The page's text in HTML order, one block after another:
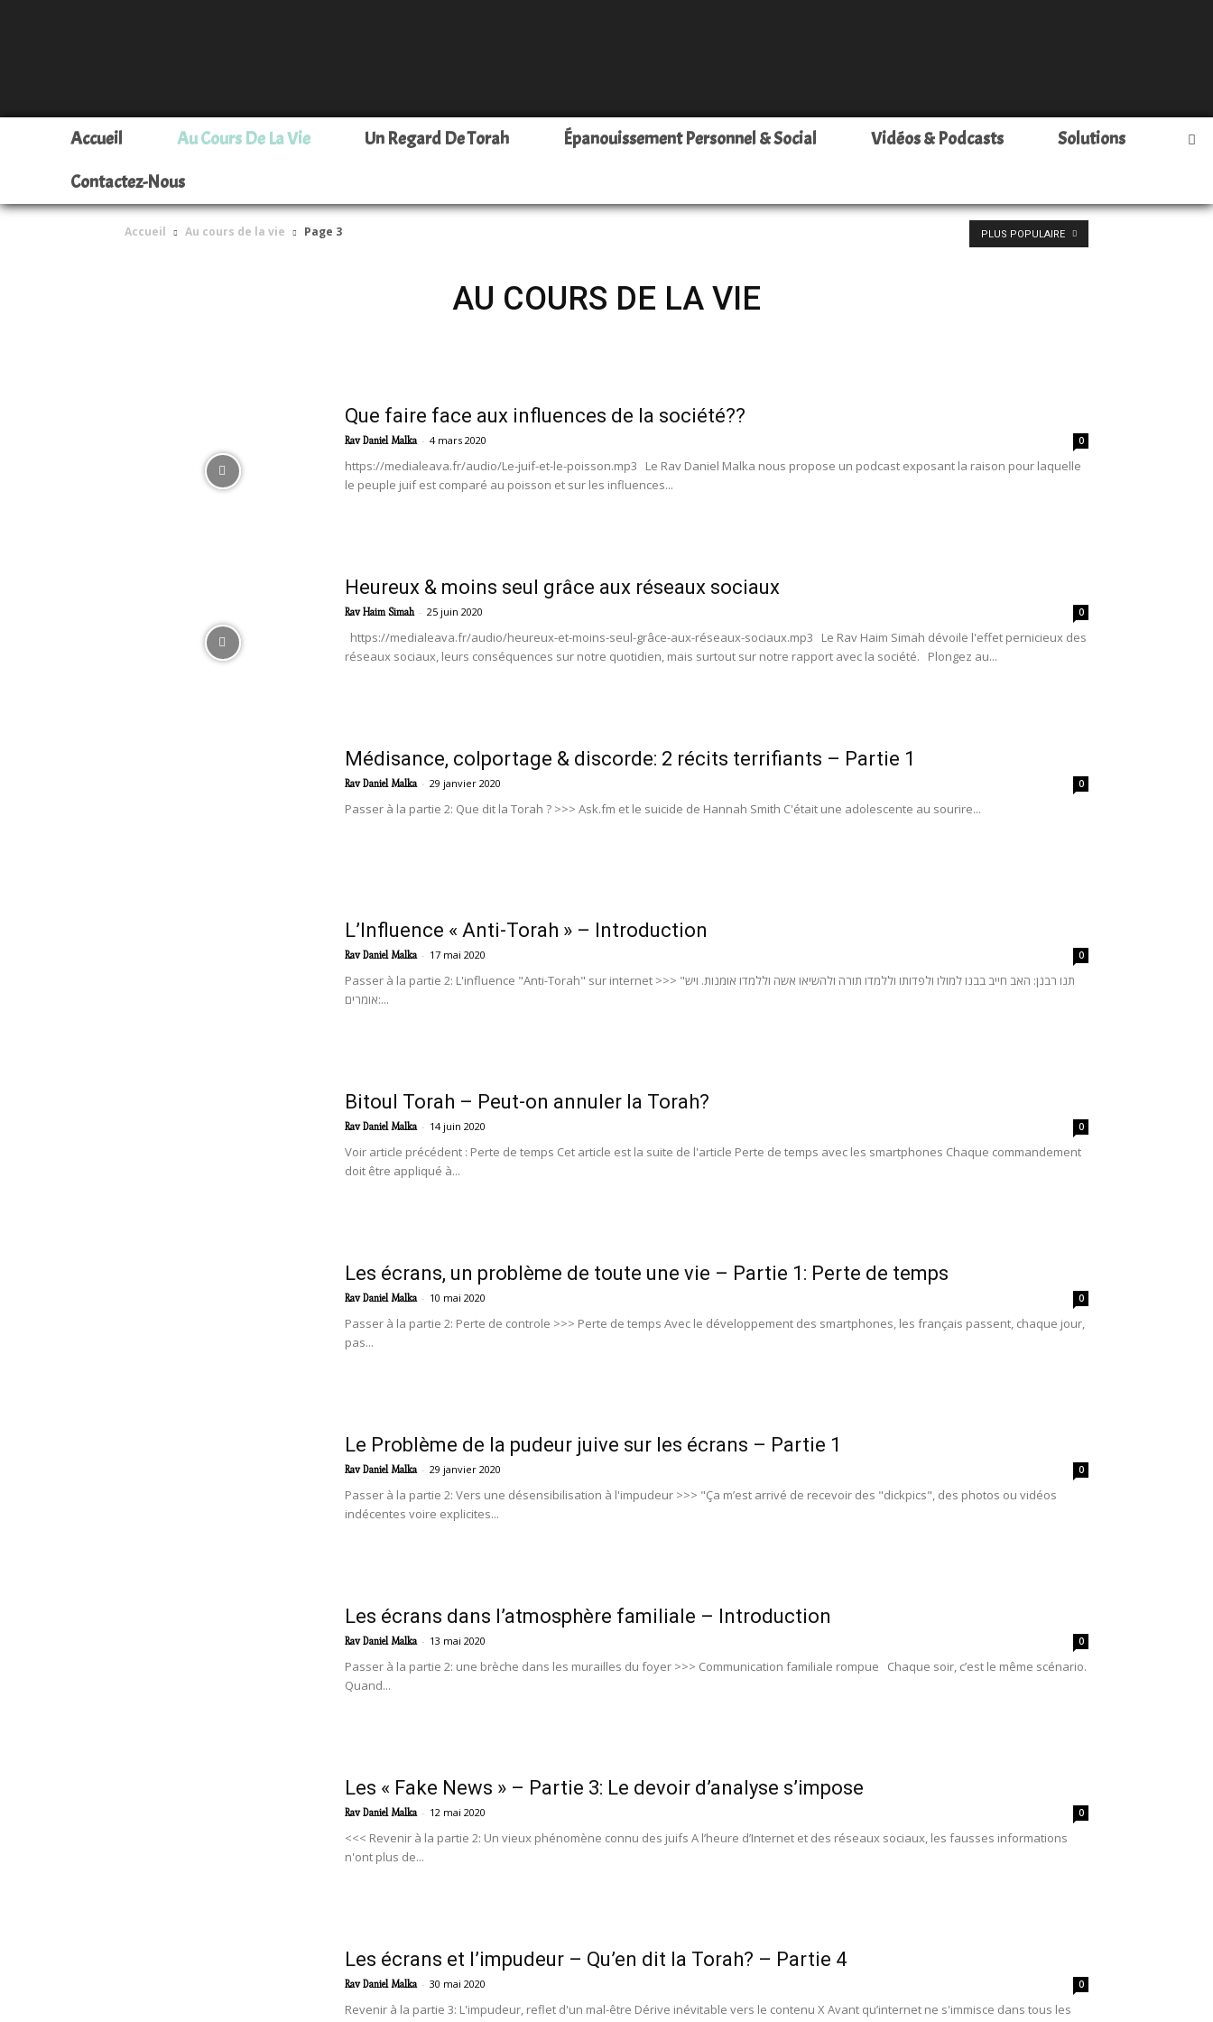
Leava
vos
yeux
Accueil Au Cours De La Vie Un Regard De Torah Épanouissement Personnel & Social Vidéos & Podcasts
Solutions
Contactez-Nous
Accueil Au cours de la vie Page 3
AU COURS DE LA VIE
PLUS POPULAIRE
Que faire face aux influences de la société??
Rav Daniel Malka - 4 mars 2020 0
https://medialeava.fr/audio/Le-juif-et-le-poisson.mp3 Le Rav Daniel Malka nous propose un podcast exposant la raison pour laquelle
le peuple juif est comparé au poisson et sur les influences...
Heureux & moins seul grâce aux réseaux sociaux
Rav Haim Simah - 25 juin 2020 0
https://medialeava.fr/audio/heureux-et-moins-seul-grâce-aux-réseaux-sociaux.mp3 Le Rav Haim Simah dévoile l'effet pernicieux des
réseaux sociaux, leurs conséquences sur notre quotidien, mais surtout sur notre rapport avec la société. Plongez au...
Médisance, colportage & discorde: 2 récits terrifiants – Partie 1
Rav Daniel Malka - 29 janvier 2020 0
Passer à la partie 2: Que dit la Torah ? >>> Ask.fm et le suicide de Hannah Smith C'était une adolescente au sourire...
L’Influence « Anti-Torah » – Introduction
Rav Daniel Malka - 17 mai 2020 0
Passer à la partie 2: L'influence "Anti-Torah" sur internet >>> "תנו רבנן: האב חייב בבנו למולו ולפדותו וללמדו תורה ולהשיאו אשה וללמדו אומנות. ויש
אומרים:...
Bitoul Torah – Peut-on annuler la Torah?
Rav Daniel Malka - 14 juin 2020 0
Voir article précédent : Perte de temps Cet article est la suite de l'article Perte de temps avec les smartphones Chaque commandement
doit être appliqué à...
Les écrans, un problème de toute une vie – Partie 1: Perte de temps
Rav Daniel Malka - 10 mai 2020 0
Passer à la partie 2: Perte de controle >>> Perte de temps Avec le développement des smartphones, les français passent, chaque jour,
pas...
Le Problème de la pudeur juive sur les écrans – Partie 1
Rav Daniel Malka - 29 janvier 2020 0
Passer à la partie 2: Vers une désensibilisation à l'impudeur >>> "Ça m’est arrivé de recevoir des "dickpics", des photos ou vidéos
indécentes voire explicites...
Les écrans dans l’atmosphère familiale – Introduction
Rav Daniel Malka - 13 mai 2020 0
Passer à la partie 2: une brèche dans les murailles du foyer >>> Communication familiale rompue Chaque soir, c’est le même scénario.
Quand...
Les « Fake News » – Partie 3: Le devoir d’analyse s’impose
Rav Daniel Malka - 12 mai 2020 0
<<< Revenir à la partie 2: Un vieux phénomène connu des juifs A l’heure d’Internet et des réseaux sociaux, les fausses informations
n'ont plus de...
Les écrans et l’impudeur – Qu’en dit la Torah? – Partie 4
Rav Daniel Malka - 30 mai 2020 0
Revenir à la partie 3: L'impudeur, reflet d'un mal-être Dérive inévitable vers le contenu X Avant qu’internet ne s'immisce dans tous les